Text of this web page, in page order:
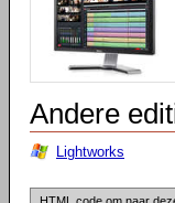
Andere
Lightworks